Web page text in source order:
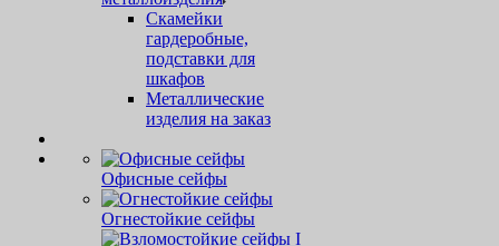
Скамейки
гардеробные,
подставки для
шкафов
Металлические
изделия на заказ
Офисные сейфы
Огнестойкие сейфы